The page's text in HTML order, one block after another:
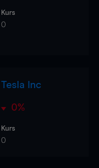
Kurs
0
Tesla Inc
0%
Kurs
0